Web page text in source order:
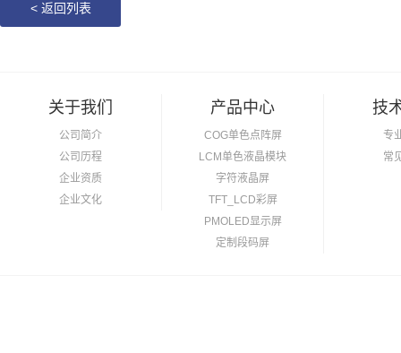
< 返回列表
关于我们
公司简介
公司历程
企业资质
企业文化
产品中心
COG单色点阵屏
LCM单色液晶模块
字符液晶屏
TFT_LCD彩屏
PMOLED显示屏
定制段码屏
技
专
常